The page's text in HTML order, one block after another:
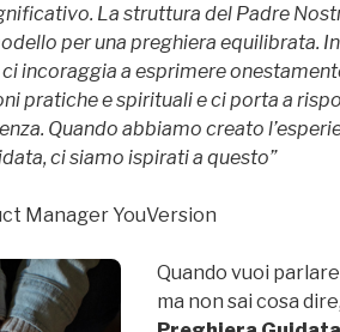
La struttura del Padre
per una preghiera equilibrata.
ci incoraggia a esprimere
pratiche e spirituali e ci porta a
Quando abbiamo creato
ci siamo ispirati a questo”
Manager YouVersion
Quando vuoi
ma non sai cosa